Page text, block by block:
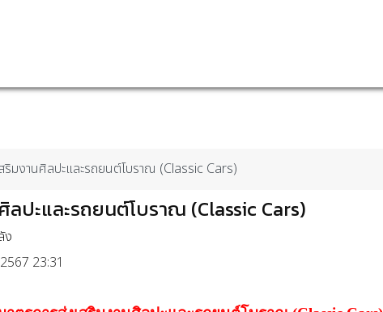
ริมงานศิลปะและรถยนต์โบราณ (Classic Cars)
ปะและรถยนต์โบราณ (Classic Cars)
ง
23:31